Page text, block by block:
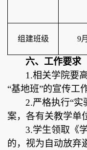
组建班级 9
六、工作要求
1.相关学院要
“基地班”的宣传工作
2.严格执行“实
案，各有关教学单
3.学生领取《
的，视为自动放弃